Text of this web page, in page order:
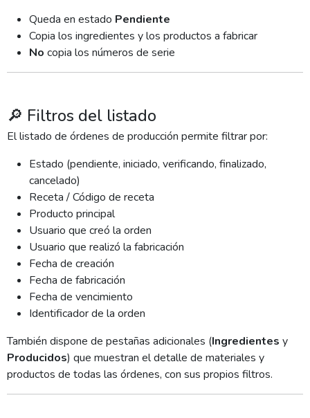
Queda en estado Pendiente
Copia los ingredientes y los productos a fabricar
No copia los números de serie
🔎 Filtros del listado
El listado de órdenes de producción permite filtrar por:
Estado (pendiente, iniciado, verificando, finalizado,
cancelado)
Receta / Código de receta
Producto principal
Usuario que creó la orden
Usuario que realizó la fabricación
Fecha de creación
Fecha de fabricación
Fecha de vencimiento
Identificador de la orden
También dispone de pestañas adicionales (Ingredientes y
Producidos) que muestran el detalle de materiales y
productos de todas las órdenes, con sus propios filtros.